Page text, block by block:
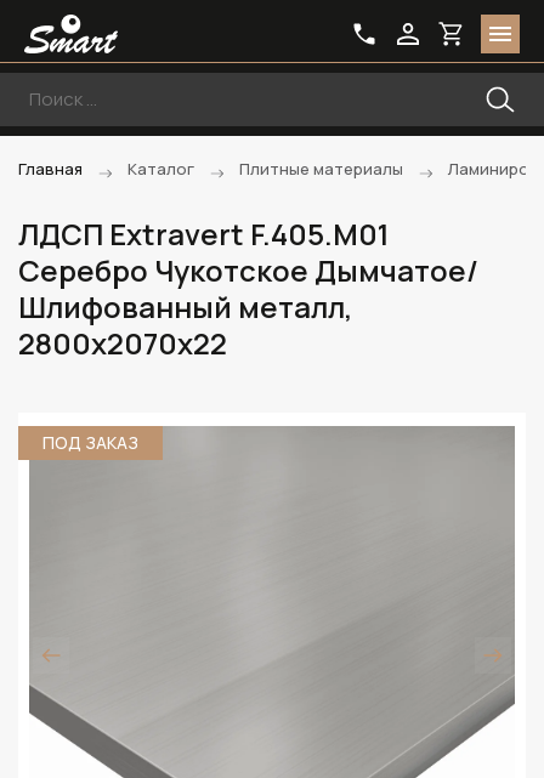
Главная Каталог Плитные материалы
ЛДСП Extravert F.405.M01
Серебро Чукотское Дымчатое/
Шлифованный металл,
2800х2070х22
ПОД ЗАКАЗ